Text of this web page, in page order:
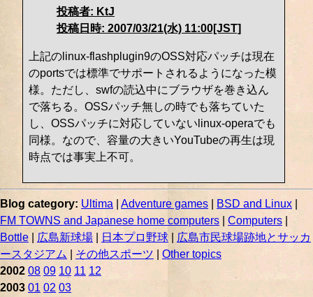
投稿者: KtJ
投稿日時: 2007/03/21(水) 11:00[JST]
上記のlinux-flashplugin9のOSS対応パッチは現在
のportsでは標準でサポートされるようになった模
様。ただし、swfの読込中にブラウザを巻き込ん
で落ちる。OSSパッチ無しの時でも落ちていた
し、OSSパッチに対応していないlinux-operaでも
同様。なので、容量の大きいYouTubeの再生は現
時点では事実上不可。
Blog category: Ultima Adventure games BSD and Linux
FM TOWNS and Japanese home computers
Computers
Bottle
広島新球場 日本プロ野球
広島市民球場跡地とサッカ
ースタジアム
その他スポーツ
Other topics
2002 08 09 10 11 12
2003 01 02 03